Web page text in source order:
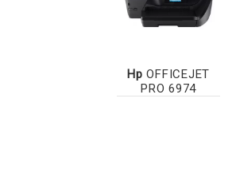
Hp OFFICEJET
PRO 6974